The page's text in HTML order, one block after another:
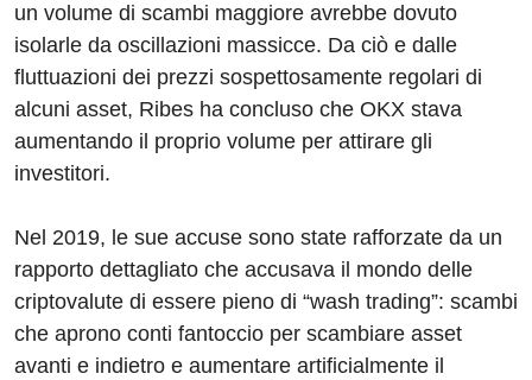
un volume di scambi maggiore avrebbe dovuto
isolarle da oscillazioni massicce. Da ciò e dalle
fluttuazioni dei prezzi sospettosamente regolari di
alcuni asset, Ribes ha concluso che OKX stava
aumentando il proprio volume per attirare gli
investitori.
Nel 2019, le sue accuse sono state rafforzate da un
rapporto dettagliato che accusava il mondo delle
criptovalute di essere pieno di “wash trading”: scambi
che aprono conti fantoccio per scambiare asset
avanti e indietro e aumentare artificialmente il